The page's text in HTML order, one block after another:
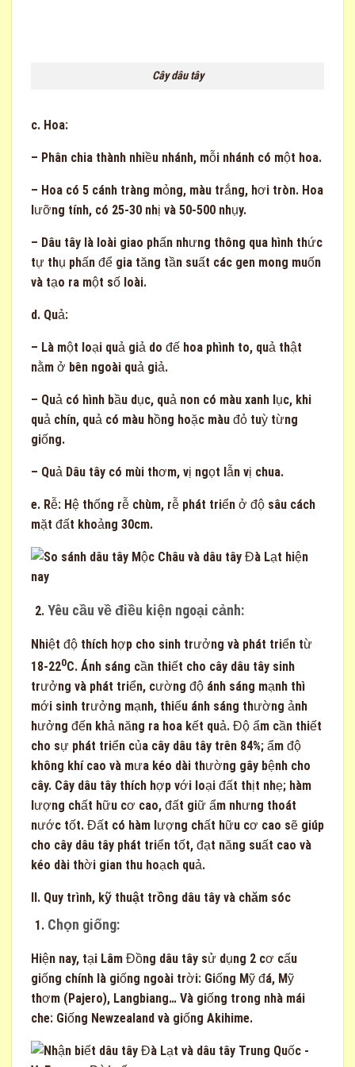
Cây dâu tây
c. Hoa:
– Phân chia thành nhiều nhánh, mỗi nhánh có một hoa.
– Hoa có 5 cánh tràng mỏng, màu trắng, hơi tròn. Hoa
lưỡng tính, có 25-30 nhị và 50-500 nhụy.
– Dâu tây là loài giao phấn nhưng thông qua hình thức
tự thụ phấn để gia tăng tần suất các gen mong muốn
và tạo ra một số loài.
d. Quả:
– Là một loại quả giả do đế hoa phình to, quả thật
nằm ở bên ngoài quả giả.
– Quả có hình bầu dục, quả non có màu xanh lục, khi
quả chín, quả có màu hồng hoặc màu đỏ tuỳ từng
giống.
– Quả Dâu tây có mùi thơm, vị ngọt lẫn vị chua.
e. Rễ: Hệ thống rễ chùm, rễ phát triển ở độ sâu cách
mặt đất khoảng 30cm.
Yêu cầu về điều kiện ngoại cảnh:
Nhiệt độ thích hợp cho sinh trưởng và phát triển từ
18-220C. Ánh sáng cần thiết cho cây dâu tây sinh
trưởng và phát triển, cường độ ánh sáng mạnh thì
mới sinh trưởng mạnh, thiếu ánh sáng thường ảnh
hưởng đến khả năng ra hoa kết quả. Độ ẩm cần thiết
cho sự phát triển của cây dâu tây trên 84%; ẩm độ
không khí cao và mưa kéo dài thường gây bệnh cho
cây. Cây dâu tây thích hợp với loại đất thịt nhẹ; hàm
lượng chất hữu cơ cao, đất giữ ẩm nhưng thoát
nước tốt. Đất có hàm lượng chất hữu cơ cao sẽ giúp
cho cây dâu tây phát triển tốt, đạt năng suất cao và
kéo dài thời gian thu hoạch quả.
II. Quy trình, kỹ thuật trồng dâu tây và chăm sóc
Chọn giống:
Hiện nay, tại Lâm Đồng dâu tây sử dụng 2 cơ cấu
giống chính là giống ngoài trời: Giống Mỹ đá, Mỹ
thơm (Pajero), Langbiang… Và giống trong nhà mái
che: Giống Newzealand và giống Akihime.